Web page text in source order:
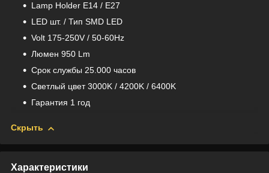
Lamp Holder E14 / E27
LED шт. / Тип SMD LED
Volt 175-250V / 50-60Hz
Люмен 950 Lm
Срок службы 25.000 часов
Светлый цвет 3000K / 4200K / 6400K
Гарантия 1 год
Скрыть
Характеристики